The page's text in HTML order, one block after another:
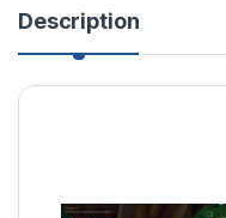
Description